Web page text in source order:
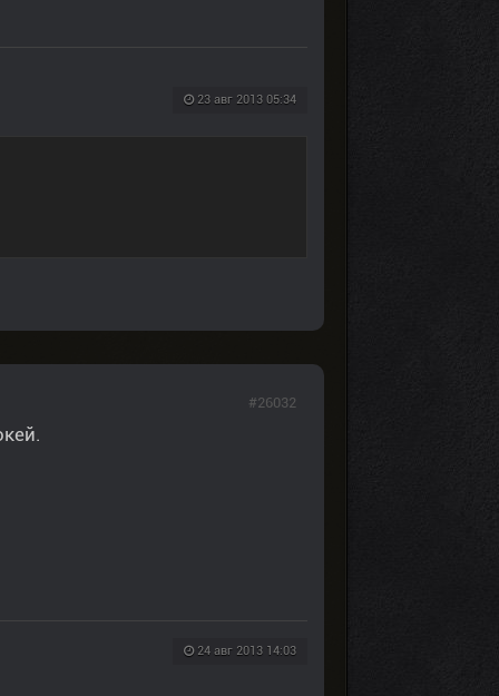
23 авг 2013 05:34
24 авг 2013 14:03
#26032